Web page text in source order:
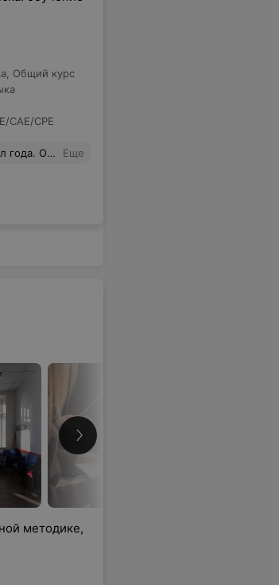
Общий курс
CAE/CPE
А так спасибо! Еще
методике,